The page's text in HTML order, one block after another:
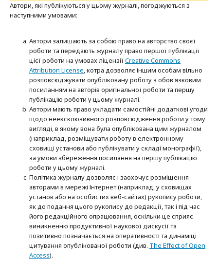
Автори, які публікуються у цьому журналі, погоджуються з
наступними умовами:
Автори залишають за собою право на авторство своєї
роботи та передають журналу право першої публікації
цієї роботи на умовах ліцензії Creative Commons
Attribution License , котра дозволяє іншим особам вільно
розповсюджувати опубліковану роботу з обов'язковим
посиланням на авторів оригінальної роботи та першу
публікацію роботи у цьому журналі.
Автори мають право укладати самостійні додаткові угоди
щодо неексклюзивного розповсюдження роботи у тому
вигляді, в якому вона була опублікована цим журналом
(наприклад, розміщувати роботу в електронному
сховищі установи або публікувати у складі монографії),
за умови збереження посилання на першу публікацію
роботи у цьому журналі.
Політика журналу дозволяє і заохочує розміщення
авторами в мережі Інтернет (наприклад, у сховищах
установ або на особистих веб-сайтах) рукопису роботи,
як до подання цього рукопису до редакції, так і під час
його редакційного опрацювання, оскільки це сприяє
виникненню продуктивної наукової дискусії та
позитивно позначається на оперативності та динаміці
цитування опублікованої роботи (див. The Effect of Open
Access).